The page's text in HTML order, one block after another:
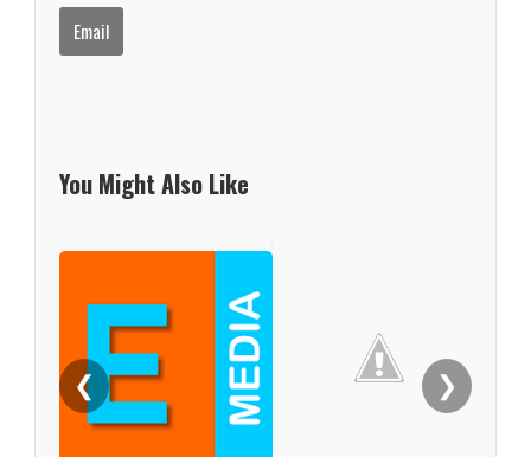
Email
You Might Also Like
❮ ❯